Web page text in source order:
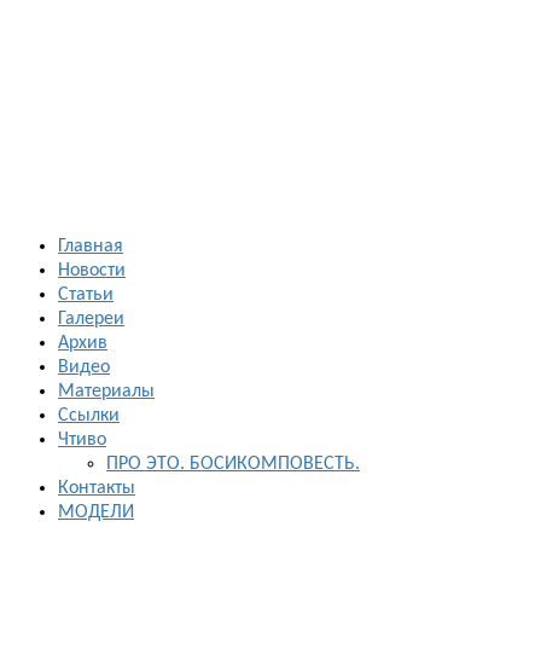
Главная
Новости
Статьи
Галереи
Архив
Видео
Материалы
Ссылки
Чтиво
ПРО ЭТО. БОСИКОМПОВЕСТЬ.
Контакты
МОДЕЛИ